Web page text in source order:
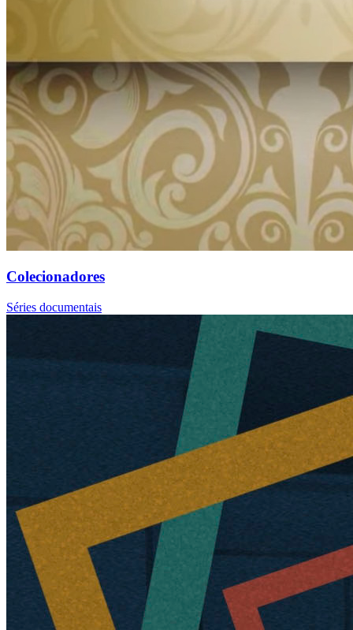
Colecionadores
Séries documentais